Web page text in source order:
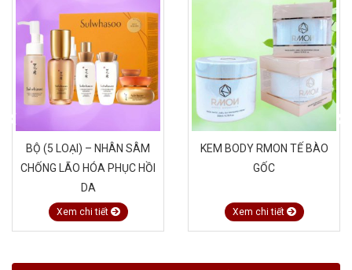
BỘ (5 LOẠI) – NHÂN SÂM
CHỐNG LÃO HÓA PHỤC HỒI
DA
Xem chi tiết
KEM BODY RMON TẾ BÀO
GỐC
Xem chi tiết